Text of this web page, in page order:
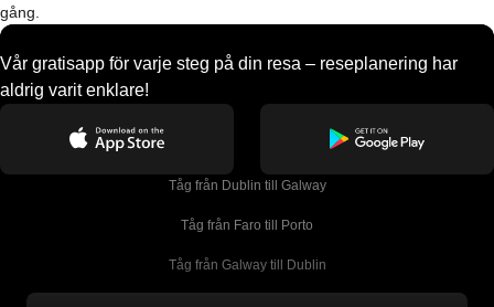
gång.
Vår gratisapp för varje steg på din resa – reseplanering har
aldrig varit enklare!
Tåg från Dublin till Galway
Tåg från Faro till Porto
Tåg från Galway till Dublin